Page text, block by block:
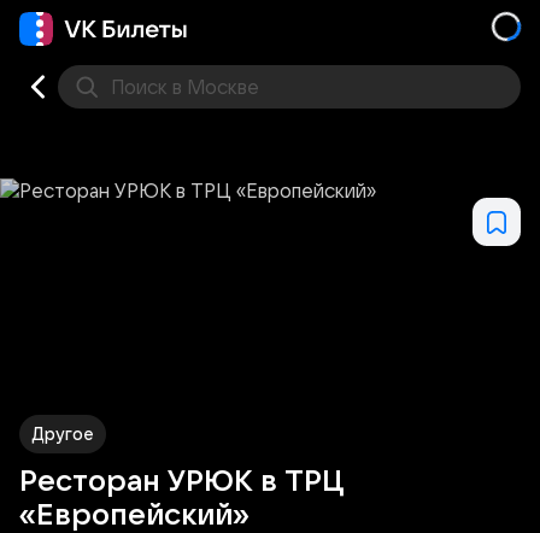
Поиск в Москве
Другое
Ресторан УРЮК в ТРЦ
«Европейский»